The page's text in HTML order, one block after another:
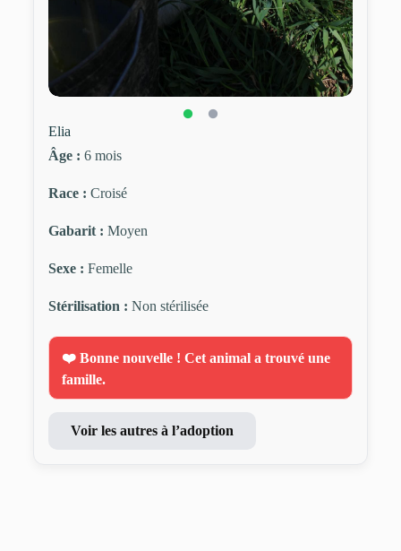
Elia
Âge : 6 mois
Race : Croisé
Gabarit : Moyen
Sexe : Femelle
Stérilisation : Non stérilisée
❤️ Bonne nouvelle ! Cet animal a trouvé une
famille.
Voir les autres à l’adoption